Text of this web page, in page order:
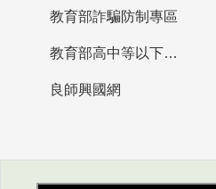
教育部詐騙防制專區
教育部高中等以下學校及幼兒園教師資格檢定考試
良師興國網